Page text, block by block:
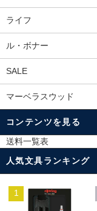
ライフ
ル・ボナー
SALE
マーベラスウッド
コンテンツを見る
送料一覧表
人気文具ランキング
1